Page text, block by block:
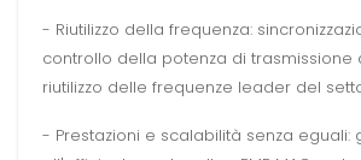
- Riutilizzo della frequenza:
controllo della potenza di trasmissione
riutilizzo delle frequenze leader del
- Prestazioni e scalabilità senza eguali: